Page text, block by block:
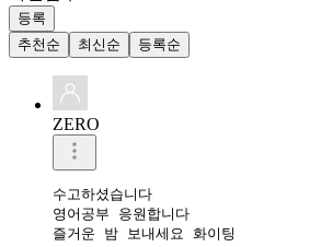
등록
추천순
최신순 등록순
ZERO
수고하셨습니다
영어공부 응원합니다
즐거운 밤 보내세요 화이팅